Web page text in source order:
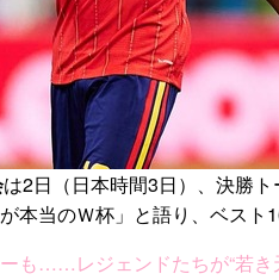
は2日（日本時間3日）、決勝
本当のＷ杯」と語り、ベスト
も……レジェンドたちが“若き